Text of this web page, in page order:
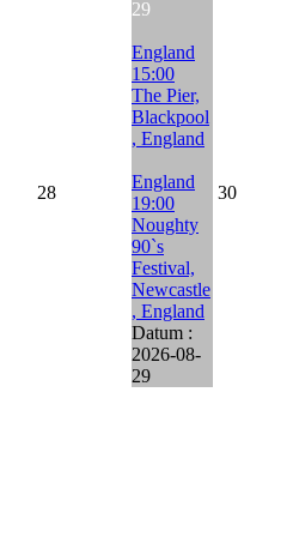
28
29
England
15:00
The Pier,
Blackpool
, England
England
19:00
Noughty
90`s
Festival,
Newcastle
, England
Datum :
2026-08-
29
30